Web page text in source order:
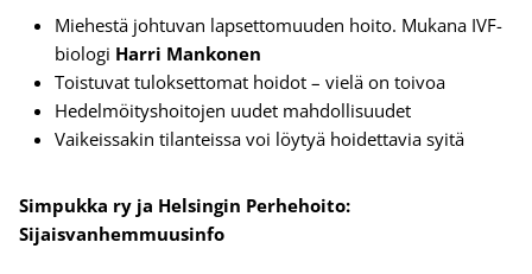
Miehestä johtuvan lapsettomuuden hoito. Mukana IVF-
biologi Harri Mankonen
Toistuvat tuloksettomat hoidot – vielä on toivoa
Hedelmöityshoitojen uudet mahdollisuudet
Vaikeissakin tilanteissa voi löytyä hoidettavia syitä
Simpukka ry ja Helsingin Perhehoito:
Sijaisvanhemmuusinfo